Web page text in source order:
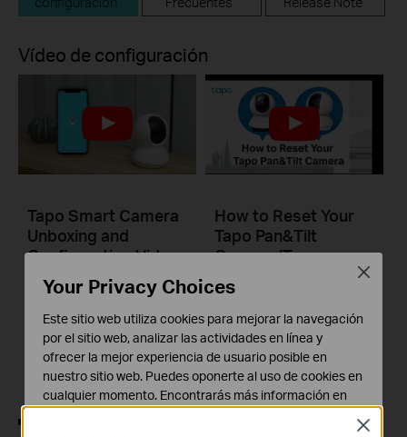
Vídeo de configuración
Tapo Smart Camera
Unboxing and
Configuration Video
How to Reset Your
Tapo Pan&Tilt
Camera (Tapo
C230/TC71)
Más
Close
Your Privacy Choices
Este sitio web utiliza cookies para mejorar la navegación
por el sitio web, analizar las actividades en línea y
ofrecer la mejor experiencia de usuario posible en
nuestro sitio web. Puedes oponerte al uso de cookies en
cualquier momento. Encontrarás más información en
Close